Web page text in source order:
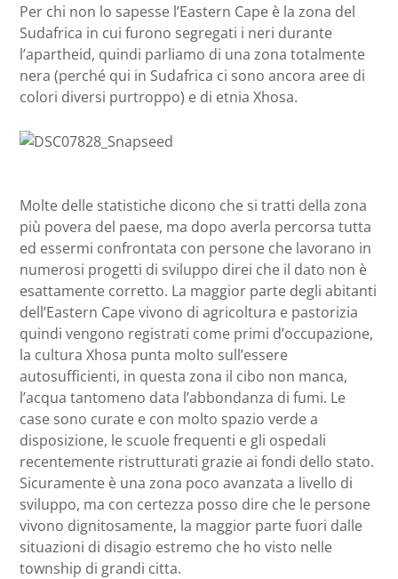
Per chi non lo sapesse l’Eastern Cape è la zona del
Sudafrica in cui furono segregati i neri durante
l’apartheid, quindi parliamo di una zona totalmente
nera (perché qui in Sudafrica ci sono ancora aree di
colori diversi purtroppo) e di etnia Xhosa.
Molte delle statistiche dicono che si tratti della zona
più povera del paese, ma dopo averla percorsa tutta
ed essermi confrontata con persone che lavorano in
numerosi progetti di sviluppo direi che il dato non è
esattamente corretto. La maggior parte degli abitanti
dell’Eastern Cape vivono di agricoltura e pastorizia
quindi vengono registrati come primi d’occupazione,
la cultura Xhosa punta molto sull’essere
autosufficienti, in questa zona il cibo non manca,
l’acqua tantomeno data l’abbondanza di fumi. Le
case sono curate e con molto spazio verde a
disposizione, le scuole frequenti e gli ospedali
recentemente ristrutturati grazie ai fondi dello stato.
Sicuramente è una zona poco avanzata a livello di
sviluppo, ma con certezza posso dire che le persone
vivono dignitosamente, la maggior parte fuori dalle
situazioni di disagio estremo che ho visto nelle
township di grandi citta.